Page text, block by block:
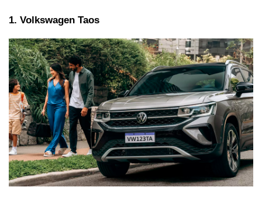
1. Volkswagen Taos